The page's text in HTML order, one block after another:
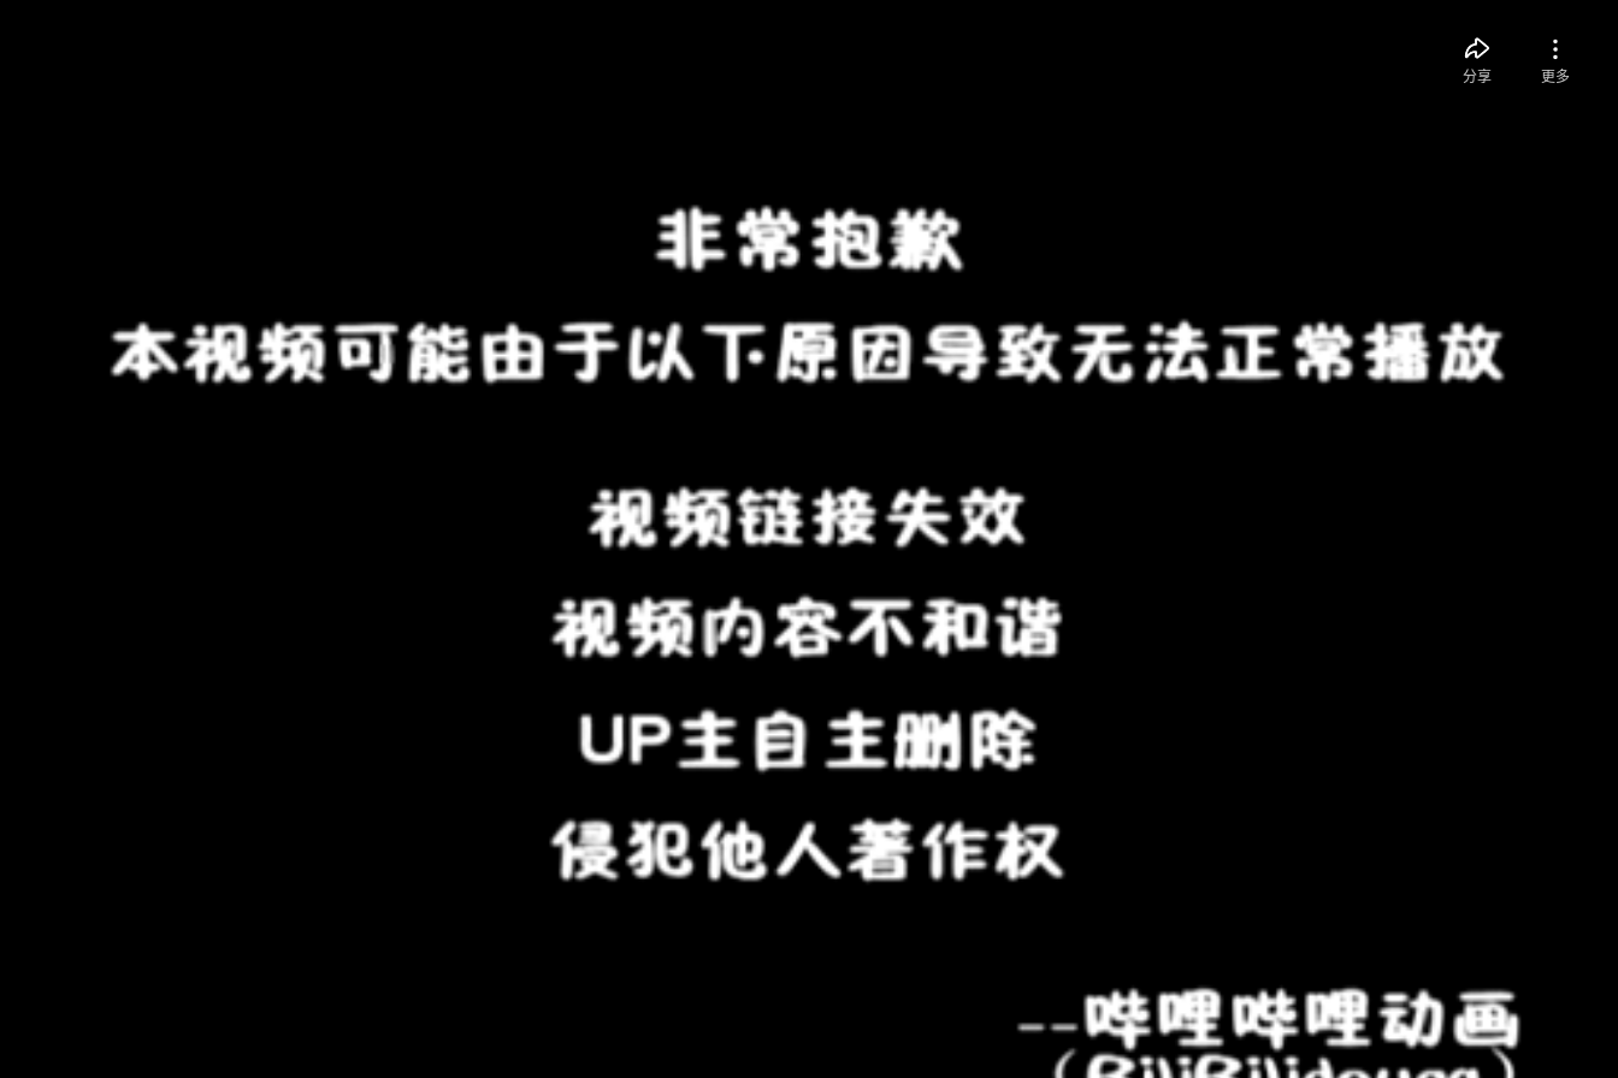
分享 更多